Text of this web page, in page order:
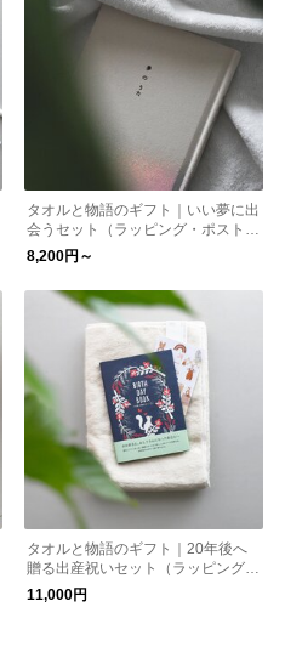
タオルと物語のギフト｜いい夢に出
会うセット（ラッピング・ポストカ
ード付）【送料無料】
8,200円～
タオルと物語のギフト｜20年後へ
贈る出産祝いセット（ラッピング・
ポストカード付）【送料無料】
11,000円